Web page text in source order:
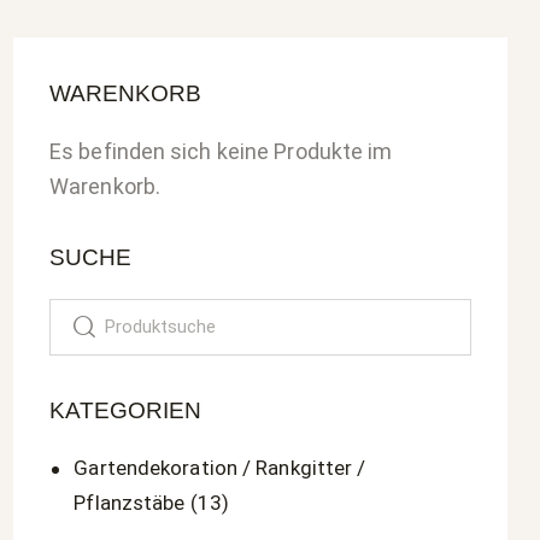
WARENKORB
Es befinden sich keine Produkte im
Warenkorb.
SUCHE
Search
KATEGORIEN
Gartendekoration / Rankgitter /
Pflanzstäbe (13)